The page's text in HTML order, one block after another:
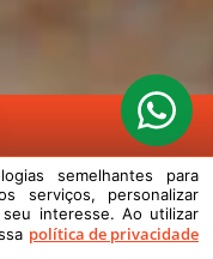
AGIL.NET
para melhorar a
publicidade e
semelhantes para
serviços, personalizar
interesse. Ao utilizar
política de privacidade